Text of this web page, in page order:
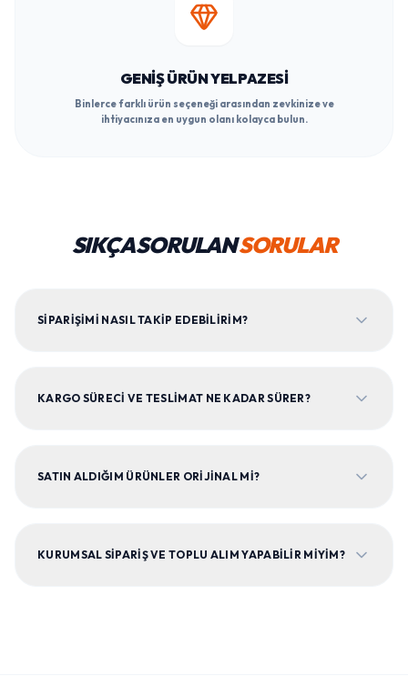
GENIŞ ÜRÜN YELPAZESI
Binlerce farklı ürün seçeneği arasından zevkinize ve
ihtiyacınıza en uygun olanı kolayca bulun.
SIKÇA SORULANSORULAR
SIPARIŞIMI NASIL TAKIP EDEBILIRIM?
KARGO SÜRECI VE TESLIMAT NE KADAR SÜRER?
SATIN ALDIĞIM ÜRÜNLER ORIJINAL MI?
KURUMSAL SIPARIŞ VE TOPLU ALIM YAPABILIR MIYIM?